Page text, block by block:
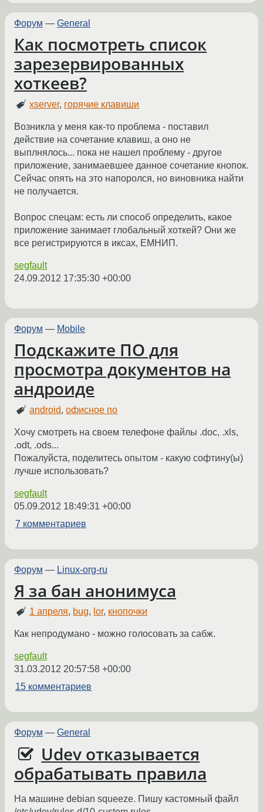
Форум — General
Как посмотреть список
зарезервированных
хоткеев?
xserver, горячие клавиши
Возникла у меня как-то проблема - поставил
действие на сочетание клавиш, а оно не
выплнялось... пока не нашел проблему - другое
приложение, занимаевшее данное сочетание кнопок.
Сейчас опять на это напоролся, но виновника найти
не получается.
Вопрос спецам: есть ли способ определить, какое
приложение занимает глобальный хоткей? Они же
все регистрируются в иксах, ЕМНИП.
segfault
24.09.2012 17:35:30 +00:00
Форум — Mobile
Подскажите ПО для
просмотра документов на
андроиде
android,офисное по
Хочу смотреть на своем телефоне файлы .doc, .xls,
.odt, .ods...
Пожалуйста, поделитесь опытом - какую софтину(ы)
лучше использовать?
segfault
05.09.2012 18:49:31 +00:00
7 комментариев
Форум — Linux-org-ru
Я за бан анонимуса
1 апреля, bug, lor, кнопочки
Как непродумано - можно голосовать за сабж.
segfault
31.03.2012 20:57:58 +00:00
15 комментариев
Форум — General
Udev отказывается
обрабатывать правила
На машине debian squeeze. Пишу кастомный файл